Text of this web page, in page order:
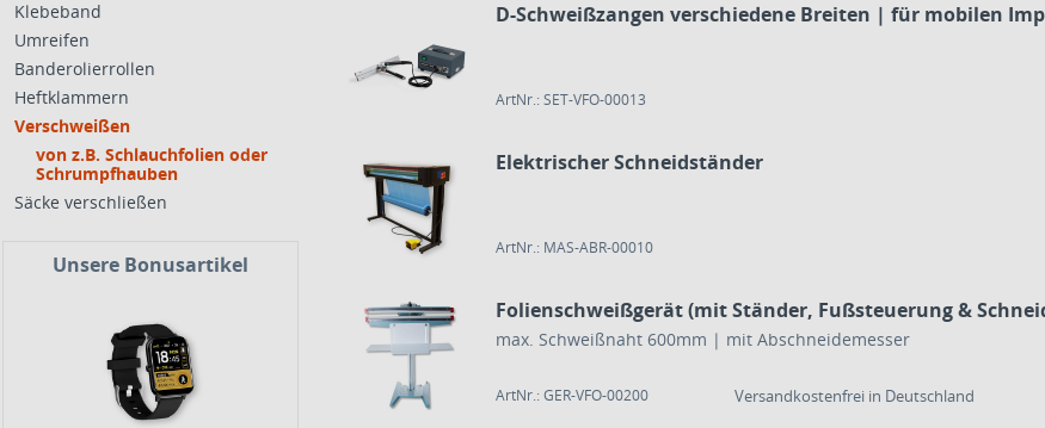
Klebeband
Umreifen
Banderolierrollen
Heftklammern
Verschweißen
von z.B. Schlauchfolien oder
Schrumpfhauben
Säcke verschließen
Unsere Bonusartikel
D-Schweißzangen verschiedene Breiten | für mobilen
ArtNr.: SET-VFO-00013
Elektrischer Schneidständer
ArtNr.: MAS-ABR-00010
Folienschweißgerät (mit Ständer, Fußsteuerung &
max. Schweißnaht 600mm | mit Abschneidemesser
ArtNr.: GER-VFO-00200 Versandkostenfrei in Deutschland